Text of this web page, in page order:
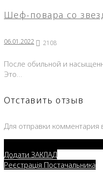
Шеф-повара со
06.01.2022 2108
После обильной и
Это…
Отставить отзыв
Для отправки
Додати ЗАКЛАД
Реєстрація Постачальника